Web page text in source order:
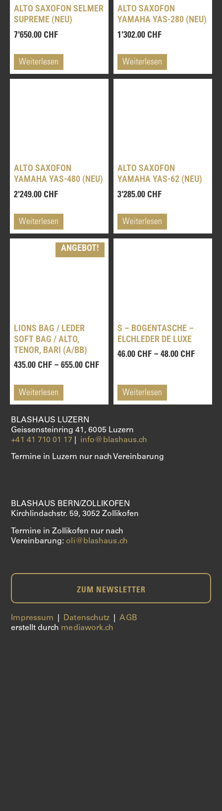
ÜBER UNS
ALTO SAXOFON SELMER
SUPREME (NEU)
7'650.00 CHF
Weiterlesen
ALTO SAXOFON
YAMAHA YAS-280 (NEU)
1'302.00 CHF
Weiterlesen
ALTO SAXOFON
YAMAHA YAS-480 (NEU)
2'249.00 CHF
Weiterlesen
ALTO SAXOFON
YAMAHA YAS-62 (NEU)
3'285.00 CHF
Weiterlesen
ANGEBOT!
LIONS BAG / LEDER
SOFT BAG / ALTO,
TENOR, BARI (A/BB)
435.00 CHF – 655.00 CHF
Weiterlesen
S – BOGENTASCHE –
ELCHLEDER DE LUXE
46.00 CHF – 48.00 CHF
Weiterlesen
BLASHAUS LUZERN
Geissensteinring 41, 6005 Luzern
+41 41 710 01 17
info@blashaus.ch
Termine in Luzern nur nach Vereinbarung
BLASHAUS BERN/ZOLLIKOFEN
Kirchlindachstr. 59, 3052 Zollikofen
Termine in Zollikofen nur nach
Vereinbarung: oli@blashaus.ch
ZUM NEWSLETTER
Impressum Datenschutz |AGB
erstellt durch mediawork.ch